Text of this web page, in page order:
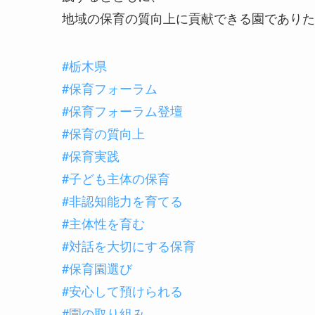
地域の保育の質向上に貢献できる園であり
#栃木県
#保育フォーラム
#保育フォーラム登壇
#保育の質向上
#保育実践
#子ども主体の保育
#非認知能力を育てる
#主体性を育む
#対話を大切にする保育
#保育園選び
#安心して預けられる